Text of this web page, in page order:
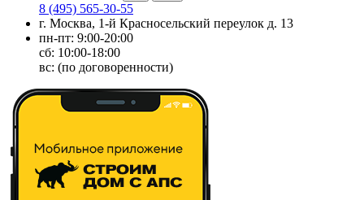
8 (495) 565-30-55
г. Москва, 1-й Красносельский переулок д. 13
пн-пт: 9:00-20:00
сб: 10:00-18:00
вс: (по договоренности)